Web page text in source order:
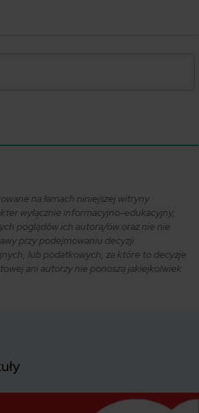
na łamach niniejszej witryny
wyłącznie informacyjno-edukacyjny,
poglądów ich autora/ów oraz nie nie
przy podejmowaniu decyzji
lub podatkowych, za które to decyzje
ani autorzy nie ponoszą jakiejkolwiek